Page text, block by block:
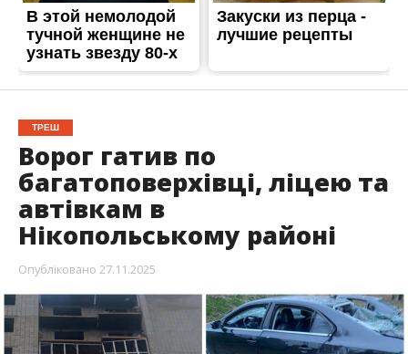
ТРЕШ
Ворог гатив по
багатоповерхівці, ліцею та
автівкам в
Нікопольському районі
Опубліковано 27.11.2025